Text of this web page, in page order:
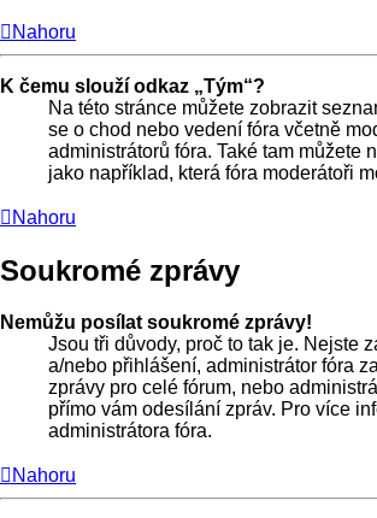
Nahoru
K čemu slouží odkaz „Tým“?
Na této stránce můžete zobrazit
se o chod nebo vedení fóra včetně
administrátorů fóra. Také tam můžete
jako například, která fóra moderátoři
Nahoru
Soukromé zprávy
Nemůžu posílat soukromé zprávy!
Jsou tři důvody, proč to tak je. Nejste
a/nebo přihlášení, administrátor fóra
zprávy pro celé fórum, nebo
přímo vám odesílání zpráv. Pro více
administrátora fóra.
Nahoru